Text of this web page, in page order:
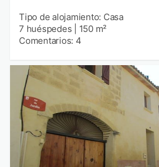
Tipo de alojamiento: Casa
7 huéspedes
150 m²
Comentarios: 4